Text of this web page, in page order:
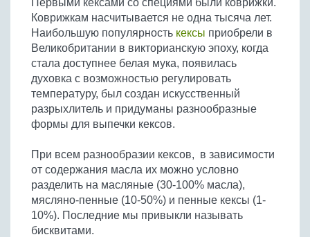
Бобовые
Яйца
Крупы
Первыми кексами со специями были коврижки.
Коврижкам насчитывается не одна тысяча лет.
Наибольшую популярность кексы приобрели в
Великобритании в викторианскую эпоху, когда
стала доступнее белая мука, появилась
духовка с возможностью регулировать
температуру, был создан искусственный
разрыхлитель и придуманы разнообразные
формы для выпечки кексов.
При всем разнообразии кексов, в зависимости
от содержания масла их можно условно
разделить на масляные (30-100% масла),
мясляно-пенные (10-50%) и пенные кексы (1-
10%). Последние мы привыкли называть
бисквитами.